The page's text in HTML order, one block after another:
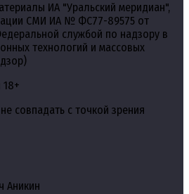
ИА "Уральский меридиан",
СМИ ИА № ФС77-89575 от
службой по надзору в
технологий и массовых
совпадать с точкой зрения
Аникин